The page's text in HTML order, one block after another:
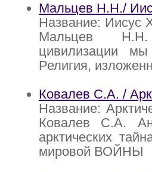
Мальцев Н.Н./
Название: Иисус
Мальцев Н.Н.
цивилизации
Религия,
Ковалев С.А. /
Название:
Ковалев С.А.
арктических
мировой ВОЙНЫ